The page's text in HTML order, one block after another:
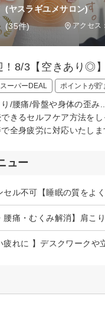
(ヤスラギユメサロン)
(35件) アクセス
！8/3【空きあり◎
ーパーDEAL ポイントが貯
り/腰痛/骨盤や身体の歪
きるセルフケア方法を
全身疲労に対応いたしま
ュー
セル不可【睡眠の質を
疲れに 】デスクワーク